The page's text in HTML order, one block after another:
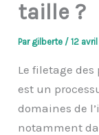
taille ?
Par gilberte /12
Le filetage
est un
domaines de
notamment